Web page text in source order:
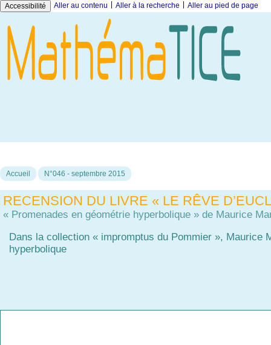
Accessibilité Aller au contenu Aller à la recherche Aller au pied de page
Accueil N°046 - septembre 2015
RECENSION DU LIVRE « LE RÊVE
« Promenades en géométrie hyperbolique » de Maurice
Dans la collection « impromptus du Pommier », Maurice
hyperbolique